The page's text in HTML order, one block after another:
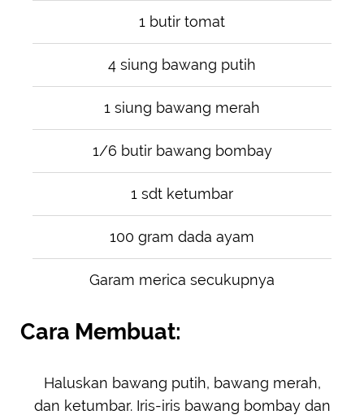
1 butir tomat
4 siung bawang putih
1 siung bawang merah
1/6 butir bawang bombay
1 sdt ketumbar
100 gram dada ayam
Garam merica secukupnya
Cara Membuat:
Haluskan bawang putih, bawang merah,
dan ketumbar. Iris-iris bawang bombay dan